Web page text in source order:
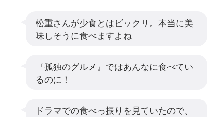
松重さんが少食とはビックリ。本当に美
味しそうに食べますよね
『孤独のグルメ』ではあんなに食べてい
るのに！
ドラマでの食べっ振りを見ていたので、